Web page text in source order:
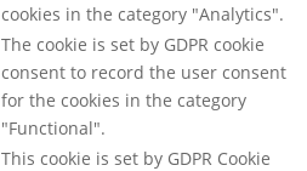
cookies in the category "Analytics".
The cookie is set by GDPR cookie
consent to record the user consent
for the cookies in the category
"Functional".
This cookie is set by GDPR Cookie